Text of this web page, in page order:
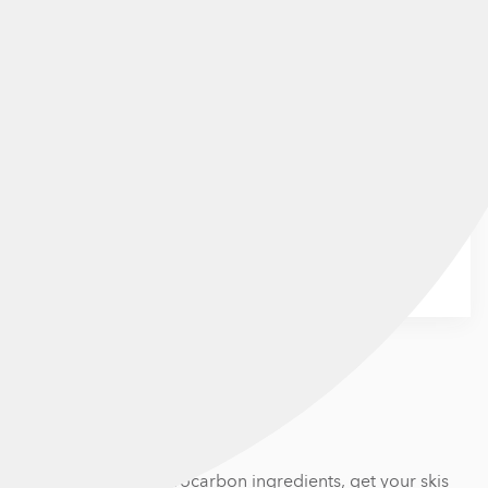
their high-quality hydrocarbon ingredients, get your skis